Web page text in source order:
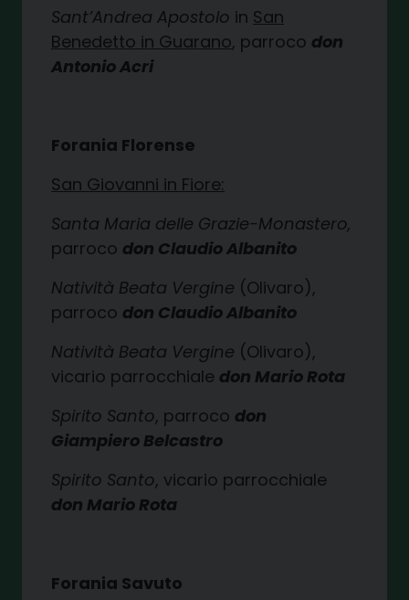
Sant’Andrea Apostolo in San
Benedetto in Guarano, parroco don
Antonio Acri
Forania Florense
San Giovanni in Fiore:
Santa Maria delle Grazie-Monastero,
parroco don Claudio Albanito
Natività Beata Vergine (Olivaro),
parroco don Claudio Albanito
Natività Beata Vergine (Olivaro),
vicario parrocchiale don Mario Rota
Spirito Santo, parroco don
Giampiero Belcastro
Spirito Santo, vicario parrocchiale
don Mario Rota
Forania Savuto